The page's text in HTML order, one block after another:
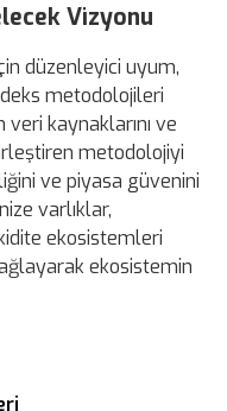
Vizyonu
düzenleyici uyum,
metodolojileri
kaynaklarını ve
metodolojiyi
ve piyasa güvenini
varlıklar,
ekosistemleri
ekosistemin